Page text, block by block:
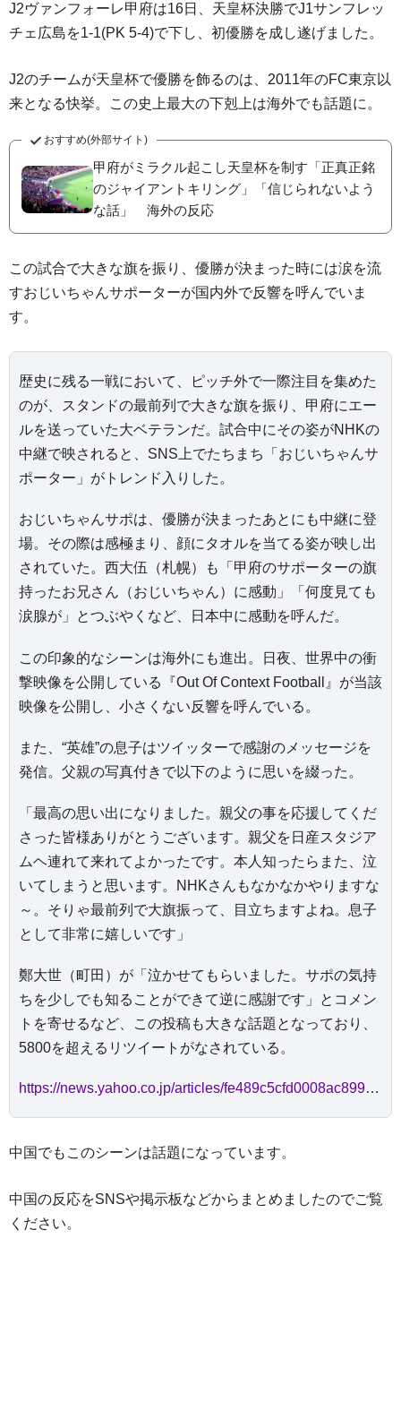
J2ヴァンフォーレ甲府は16日、天皇杯決勝でJ1サンフレッ
チェ広島を1-1(PK 5-4)で下し、初優勝を成し遂げました。
J2のチームが天皇杯で優勝を飾るのは、2011年のFC東京以
来となる快挙。この史上最大の下剋上は海外でも話題に。
おすすめ(外部サイト)
甲府がミラクル起こし天皇杯を制す「正真正銘
のジャイアントキリング」「信じられないよう
な話」 海外の反応
この試合で大きな旗を振り、優勝が決まった時には涙を流
すおじいちゃんサポーターが国内外で反響を呼んでいま
す。
歴史に残る一戦において、ピッチ外で一際注目を集めた
のが、スタンドの最前列で大きな旗を振り、甲府にエー
ルを送っていた大ベテランだ。試合中にその姿がNHKの
中継で映されると、SNS上でたちまち「おじいちゃんサ
ポーター」がトレンド入りした。
おじいちゃんサポは、優勝が決まったあとにも中継に登
場。その際は感極まり、顔にタオルを当てる姿が映し出
されていた。西大伍（札幌）も「甲府のサポーターの旗
持ったお兄さん（おじいちゃん）に感動」「何度見ても
涙腺が」とつぶやくなど、日本中に感動を呼んだ。
この印象的なシーンは海外にも進出。日夜、世界中の衝
撃映像を公開している『Out Of Context Football』が当該
映像を公開し、小さくない反響を呼んでいる。
また、“英雄”の息子はツイッターで感謝のメッセージを
発信。父親の写真付きで以下のように思いを綴った。
「最高の思い出になりました。親父の事を応援してくだ
さった皆様ありがとうございます。親父を日産スタジア
ムヘ連れて来れてよかったです。本人知ったらまた、泣
いてしまうと思います。NHKさんもなかなかやりますな
～。そりゃ最前列で大旗振って、目立ちますよね。息子
として非常に嬉しいです」
鄭大世（町田）が「泣かせてもらいました。サポの気持
ちを少しでも知ることができて逆に感謝です」とコメン
トを寄せるなど、この投稿も大きな話題となっており、
5800を超えるリツイートがなされている。
https://news.yahoo.co.jp/articles/fe489c5cfd0008ac899b53943d00e244b2c8183b
中国でもこのシーンは話題になっています。
中国の反応をSNSや掲示板などからまとめましたのでご覧
ください。